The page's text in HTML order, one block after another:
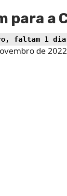
para a
faltam 1 dia
de